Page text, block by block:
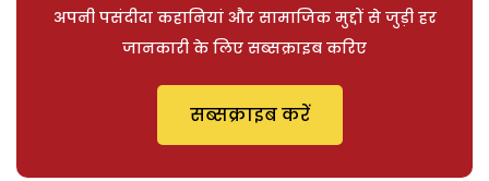
अपनी पसंदीदा कहानियां और सामाजिक मुद्दों से जुड़ी हर
जानकारी के लिए सब्सक्राइब करिए
सब्सक्राइब करें